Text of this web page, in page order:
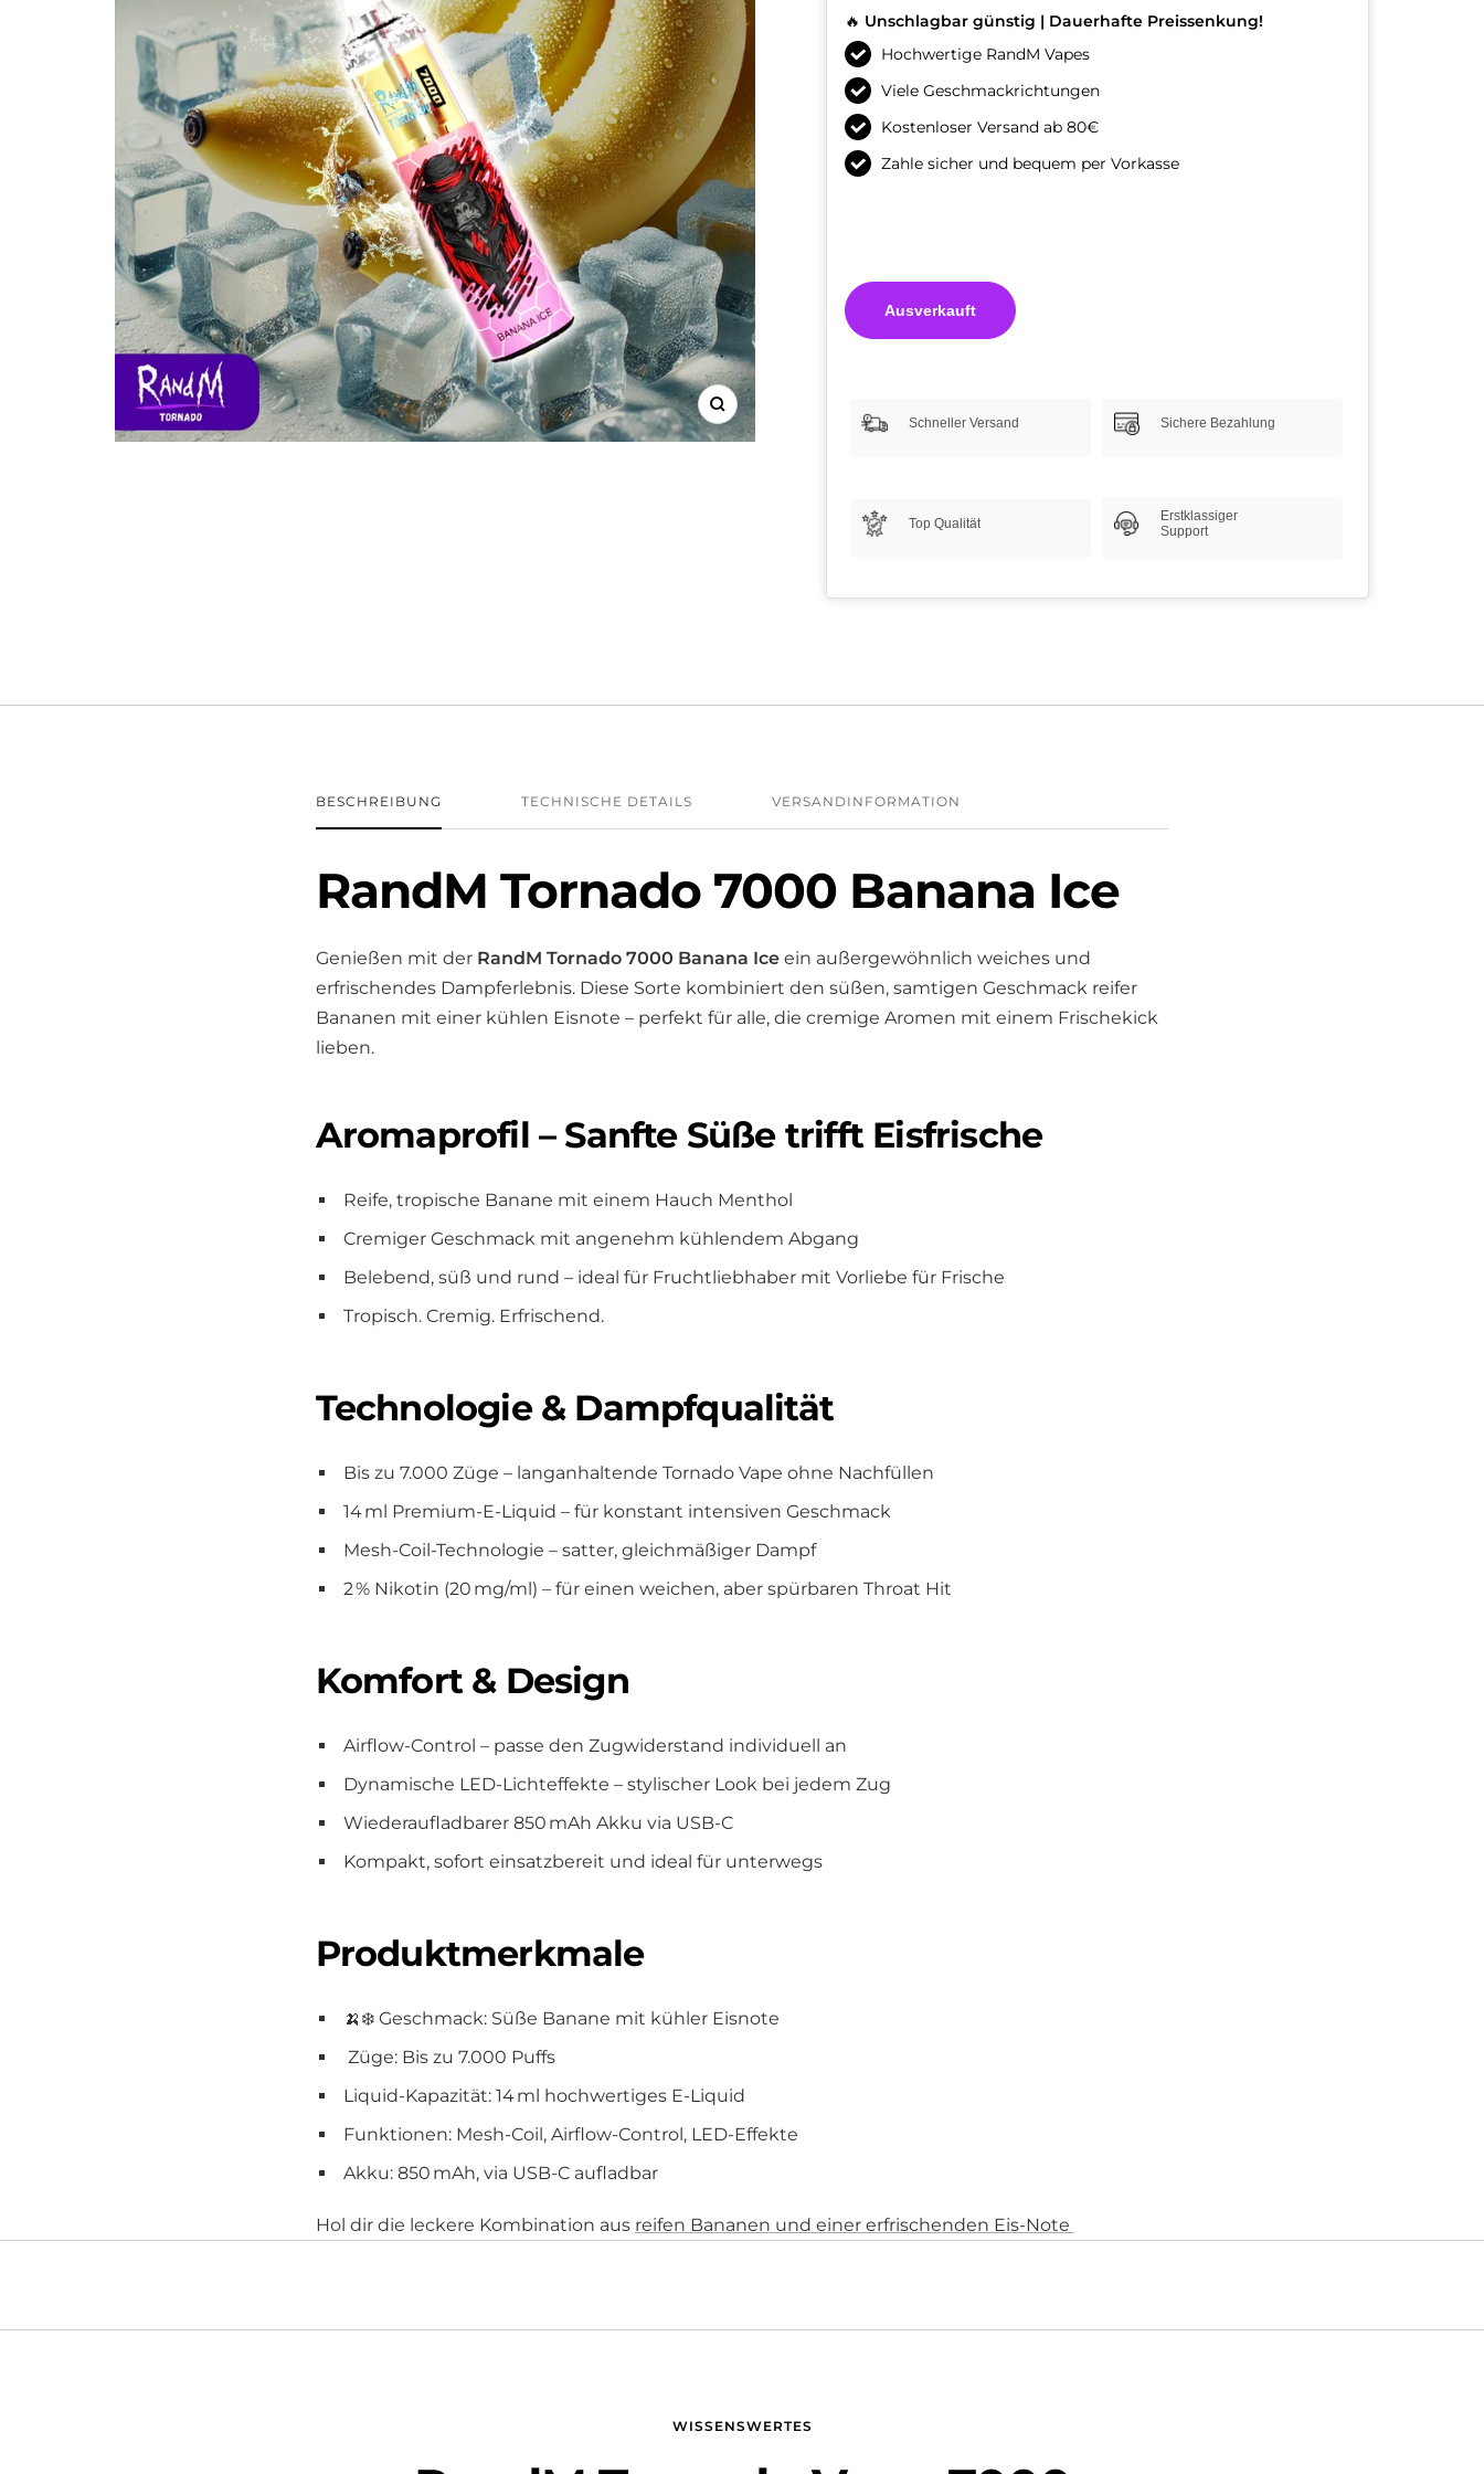
Zoom
🔥 Unschlagbar günstig | Dauerhafte Preissenkung!
Hochwertige RandM Vapes
Viele Geschmackrichtungen
Kostenloser Versand ab 80€
Zahle sicher und bequem per Vorkasse
Ausverkauft
Schneller Versand Sichere Bezahlung
Top Qualität
Erstklassiger
Support
BESCHREIBUNG TECHNISCHE DETAILS VERSANDINFORMATION
RandM Tornado 7000 Banana Ice
Genießen mit der RandM Tornado 7000 Banana Iceein außergewöhnlich weiches und
erfrischendes Dampferlebnis. Diese Sorte kombiniert den süßen, samtigen Geschmack reifer
Bananen mit einer kühlen Eisnote – perfekt für alle, die cremige Aromen mit einem Frischekick
lieben.
Aromaprofil – Sanfte Süße trifft Eisfrische
Reife, tropische Banane mit einem Hauch Menthol
Cremiger Geschmack mit angenehm kühlendem Abgang
Belebend, süß und rund – ideal für Fruchtliebhaber mit Vorliebe für Frische
Tropisch. Cremig. Erfrischend.
Technologie & Dampfqualität
Bis zu 7.000 Züge – langanhaltende Tornado Vape ohne Nachfüllen
14 ml Premium-E-Liquid – für konstant intensiven Geschmack
Mesh-Coil-Technologie – satter, gleichmäßiger Dampf
2 % Nikotin (20 mg/ml) – für einen weichen, aber spürbaren Throat Hit
Komfort & Design
Airflow-Control – passe den Zugwiderstand individuell an
Dynamische LED-Lichteffekte – stylischer Look bei jedem Zug
Wiederaufladbarer 850 mAh Akku via USB-C
Kompakt, sofort einsatzbereit und ideal für unterwegs
Produktmerkmale
🍌❄️ Geschmack: Süße Banane mit kühler Eisnote
Züge: Bis zu 7.000 Puffs
Liquid-Kapazität: 14 ml hochwertiges E-Liquid
Funktionen: Mesh-Coil, Airflow-Control, LED-Effekte
Akku: 850 mAh, via USB-C aufladbar
Hol dir die leckere Kombination aus reifen Bananen und einer erfrischenden Eis-Note
WISSENSWERTES